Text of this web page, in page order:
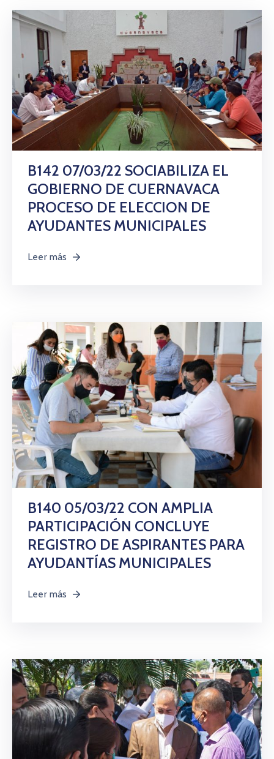
B142 07/03/22 SOCIABILIZA EL
GOBIERNO DE CUERNAVACA
PROCESO DE ELECCION DE
AYUDANTES MUNICIPALES
Leer más
B140 05/03/22 CON AMPLIA
PARTICIPACIÓN CONCLUYE
REGISTRO DE ASPIRANTES PARA
AYUDANTÍAS MUNICIPALES
Leer más